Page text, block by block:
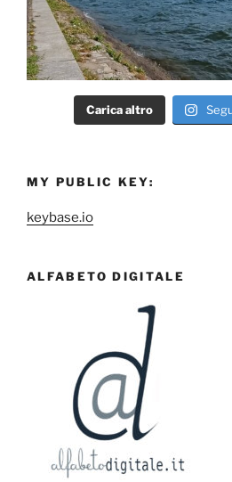
Carica altro
MY PUBLIC KEY:
keybase.io
ALFABETO DIGITALE